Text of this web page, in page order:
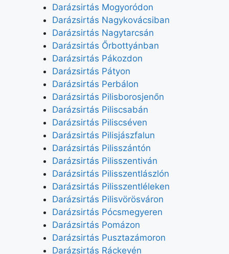
Darázsirtás Mogyoródon
Darázsirtás Nagykovácsiban
Darázsirtás Nagytarcsán
Darázsirtás Őrbottyánban
Darázsirtás Pákozdon
Darázsirtás Pátyon
Darázsirtás Perbálon
Darázsirtás Pilisborosjenőn
Darázsirtás Piliscsabán
Darázsirtás Piliscséven
Darázsirtás Pilisjászfalun
Darázsirtás Pilisszántón
Darázsirtás Pilisszentiván
Darázsirtás Pilisszentlászlón
Darázsirtás Pilisszentléleken
Darázsirtás Pilisvörösváron
Darázsirtás Pócsmegyeren
Darázsirtás Pomázon
Darázsirtás Pusztazámoron
Darázsirtás Ráckevén